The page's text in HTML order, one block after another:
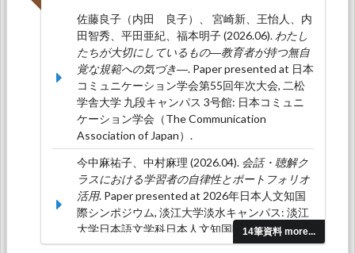
2020 年度の 3 か年の取り組み事例-」.紀要 地
域研究・国際学編, 54(54), 221-248.
14筆資料 more...
佐藤良子（内田 良子）、 宮崎新、王怡人、内
田智秀、平田亜紀、福本明子 (2026.06). わたし
たちが大切にしているもの―教育者が持つ無自
覚な規範への気づき―. Paper presented at 日本
コミュニケーション学会第55回年次大会, 二松
学舎大学 九段キャンパス 3号館: 日本コミュニ
ケーション学会（The Communication
Association of Japan）.
今中麻祐子、中村麻理 (2026.04). 会話・聴解ク
ラスにおける学習者の自律性とポートフォリオ
活用. Paper presented at 2026年日本人文知国
際シンポジウム, 淡江大学淡水キャンパス: 淡江
大学日本語文学科日本人文知国際シンポジウム
実行委員会.